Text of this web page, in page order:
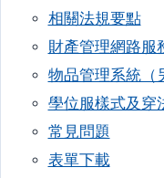
相關法規要點
財產管理網路服
物品管理系統（
學位服樣式及穿
常見問題
表單下載